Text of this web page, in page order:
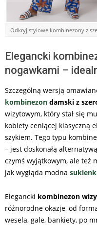
Odkryj stylowe kombinezony z
Elegancki
nogawkami –
Szczególną wersją
kombinezon damski z
wizytowym, który stał się
kobiety ceniącej klasyczną
szykiem. Tego typu
– jest doskonałą
czymś wyjątkowym, ale też
jak wygląda modna
Elegancki kombinezon
różnorodne okazje, od
wesela, gale, bankiety, po